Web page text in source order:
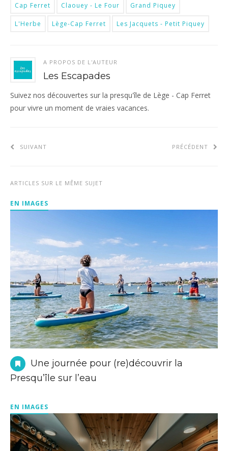
Cap Ferret Claouey - Le Four Grand Piquey
L'Herbe Lège-Cap Ferret Les Jacquets - Petit Piquey
A PROPOS DE L'AUTEUR
Les Escapades
Suivez nos découvertes sur la presqu'île de Lège - Cap Ferret
pour vivre un moment de vraies vacances.
SUIVANT PRÉCÉDENT
ARTICLES SUR LE MÊME SUJET
EN IMAGES
Une journée pour (re)découvrir la
Presqu’île sur l’eau
EN IMAGES